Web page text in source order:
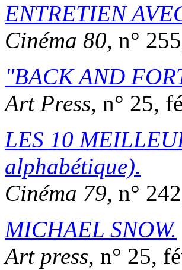
ENTRETIEN
Cinéma 80, n°
BACK AND
Art Press, n° 25,
LES 10
alphabétique).
Cinéma 79, n°
MICHAEL SNOW.
Art press, n° 25,